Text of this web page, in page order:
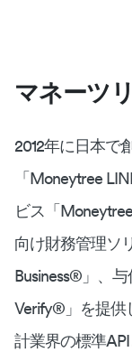
マネーツ
2012年に日本で
「Moneytree
ビス「
向け財務管理ソ
Business®︎」、
Verify®︎」を提供
計業界の標準